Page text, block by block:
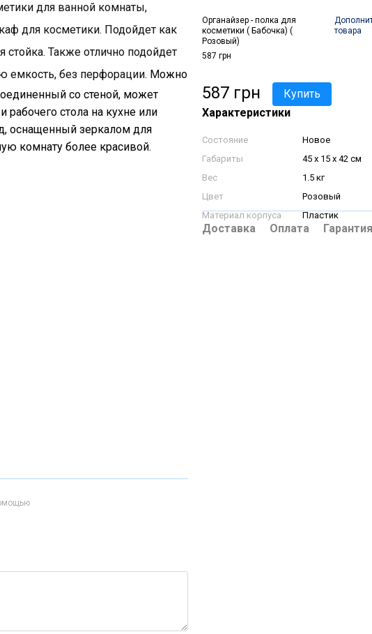
для ванной комнаты,
для косметики. Подойдет как
Также отлично подойдет
емкость, без перфорации. Можно
со стеной, может
стола на кухне или
оснащенный зеркалом для
комнату более красивой.
Органайзер - полка для
косметики ( Бабочка) (
Розовый)
587 грн
товара
587 грн
Купить
Характеристики
Состояние
Новое
Габариты
45 х 15 х 42 см
Вес
1.5 кг
Цвет
Розовый
Материал корпуса
Пластик
Доставка Оплата Гарантия